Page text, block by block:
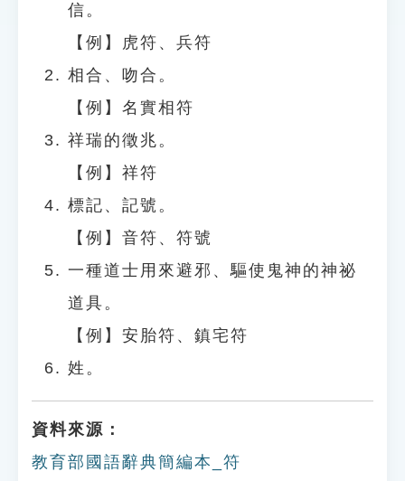
信。
【例】虎符、兵符
相合、吻合。
【例】名實相符
祥瑞的徵兆。
【例】祥符
標記、記號。
【例】音符、符號
一種道士用來避邪、驅使鬼神的神祕
道具。
【例】安胎符、鎮宅符
姓。
資料來源：
教育部國語辭典簡編本_符